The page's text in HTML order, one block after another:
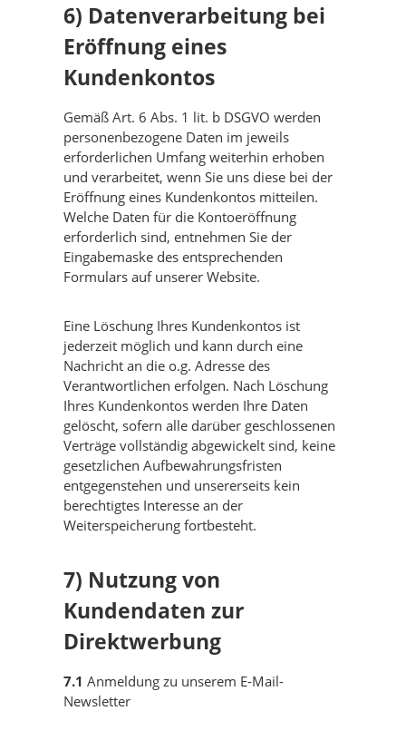
6) Datenverarbeitung bei
Eröffnung eines
Kundenkontos
Gemäß Art. 6 Abs. 1 lit. b DSGVO werden
personenbezogene Daten im jeweils
erforderlichen Umfang weiterhin erhoben
und verarbeitet, wenn Sie uns diese bei der
Eröffnung eines Kundenkontos mitteilen.
Welche Daten für die Kontoeröffnung
erforderlich sind, entnehmen Sie der
Eingabemaske des entsprechenden
Formulars auf unserer Website.
Eine Löschung Ihres Kundenkontos ist
jederzeit möglich und kann durch eine
Nachricht an die o.g. Adresse des
Verantwortlichen erfolgen. Nach Löschung
Ihres Kundenkontos werden Ihre Daten
gelöscht, sofern alle darüber geschlossenen
Verträge vollständig abgewickelt sind, keine
gesetzlichen Aufbewahrungsfristen
entgegenstehen und unsererseits kein
berechtigtes Interesse an der
Weiterspeicherung fortbesteht.
7) Nutzung von
Kundendaten zur
Direktwerbung
7.1 Anmeldung zu unserem E-Mail-
Newsletter